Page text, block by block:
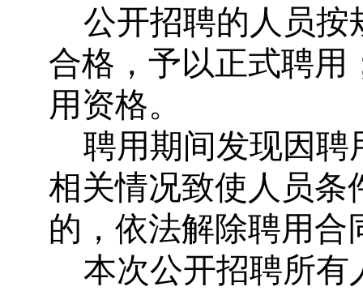
公开招聘的人员按
合格，予以正式聘用
用资格。
聘用期间发现因聘
相关情况致使人员条
的，依法解除聘用合
本次公开招聘所有